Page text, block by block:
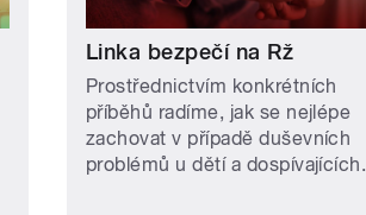
Linka bezpečí na Rž
Prostřednictvím konkrétních
příběhů radíme, jak se nejlépe
zachovat v případě duševních
problémů u dětí a dospívajících.